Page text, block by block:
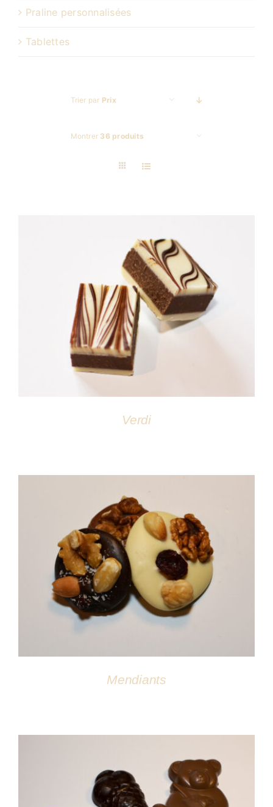
Praline personnalisées
Tablettes
Trier par Prix
Montrer 36 produits
DÉTAILS
Verdi
DÉTAILS
Mendiants